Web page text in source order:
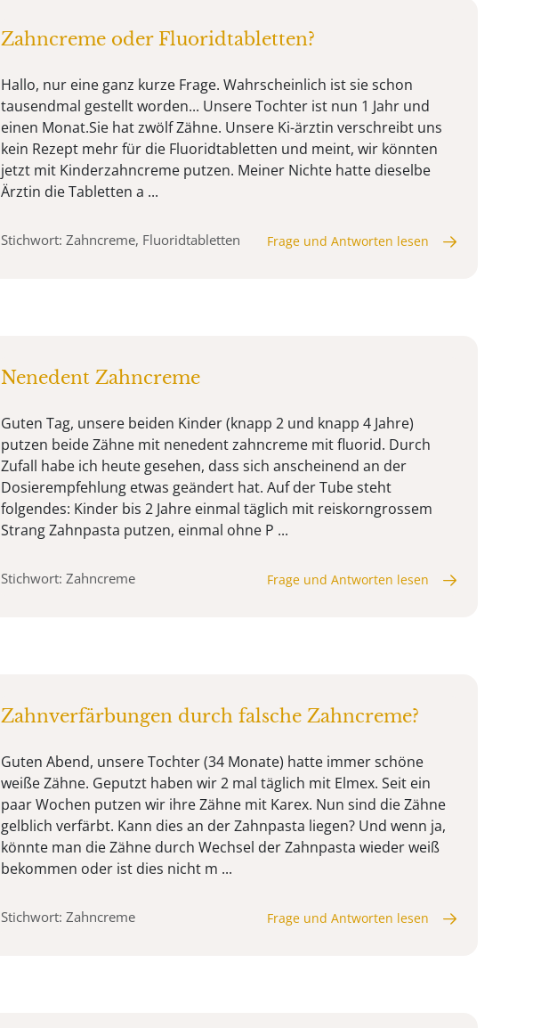
Zahncreme oder Fluoridtabletten?
Hallo, nur eine ganz kurze Frage. Wahrscheinlich ist sie schon
tausendmal gestellt worden... Unsere Tochter ist nun 1 Jahr und
einen Monat.Sie hat zwölf Zähne. Unsere Ki-ärztin verschreibt uns
kein Rezept mehr für die Fluoridtabletten und meint, wir könnten
jetzt mit Kinderzahncreme putzen. Meiner Nichte hatte dieselbe
Ärztin die Tabletten a ...
Stichwort: Zahncreme, Fluoridtabletten Frage und Antworten lesen
Nenedent Zahncreme
Guten Tag, unsere beiden Kinder (knapp 2 und knapp 4 Jahre)
putzen beide Zähne mit nenedent zahncreme mit fluorid. Durch
Zufall habe ich heute gesehen, dass sich anscheinend an der
Dosierempfehlung etwas geändert hat. Auf der Tube steht
folgendes: Kinder bis 2 Jahre einmal täglich mit reiskorngrossem
Strang Zahnpasta putzen, einmal ohne P ...
Stichwort: Zahncreme Frage und Antworten lesen
Zahnverfärbungen durch falsche Zahncreme?
Guten Abend, unsere Tochter (34 Monate) hatte immer schöne
weiße Zähne. Geputzt haben wir 2 mal täglich mit Elmex. Seit ein
paar Wochen putzen wir ihre Zähne mit Karex. Nun sind die Zähne
gelblich verfärbt. Kann dies an der Zahnpasta liegen? Und wenn ja,
könnte man die Zähne durch Wechsel der Zahnpasta wieder weiß
bekommen oder ist dies nicht m ...
Stichwort: Zahncreme Frage und Antworten lesen